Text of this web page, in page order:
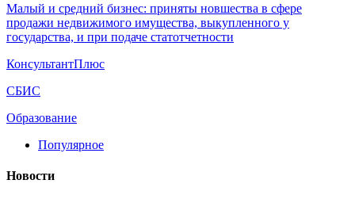
Малый и средний бизнес: приняты новшества в сфере
продажи недвижимого имущества, выкупленного у
государства, и при подаче статотчетности
КонсультантПлюс
СБИС
Образование
Популярное
Новости